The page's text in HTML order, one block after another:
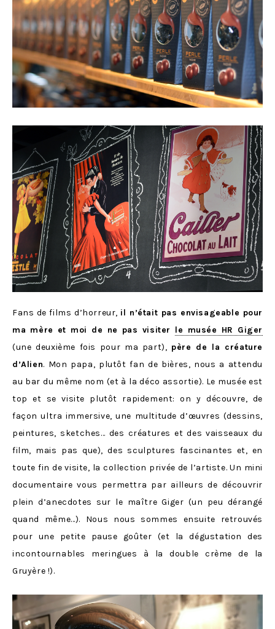
Fans de films d’horreur, il n’était pas envisageable pour
ma mère et moi de ne pas visiter le musée HR Giger
(une deuxième fois pour ma part), père de la créature
d’Alien. Mon papa, plutôt fan de bières, nous a attendu
au bar du même nom (et à la déco assortie). Le musée est
top et se visite plutôt rapidement: on y découvre, de
façon ultra immersive, une multitude d’œuvres (dessins,
peintures, sketches… des créatures et des vaisseaux du
film, mais pas que), des sculptures fascinantes et, en
toute fin de visite, la collection privée de l’artiste. Un mini
documentaire vous permettra par ailleurs de découvrir
plein d’anecdotes sur le maître Giger (un peu dérangé
quand même…). Nous nous sommes ensuite retrouvés
pour une petite pause goûter (et la dégustation des
incontournables meringues à la double crème de la
Gruyère !).